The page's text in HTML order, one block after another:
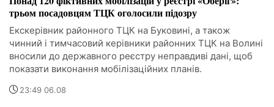
трьом посадовцям ТЦК оголосили підозру
Екскерівник районного ТЦК на Буковині, а також
чинний і тимчасовий керівники районних ТЦК на Волині
вносили до державного реєстру неправдиві дані, щоб
показати виконання мобілізаційних планів.
23:49 06.08